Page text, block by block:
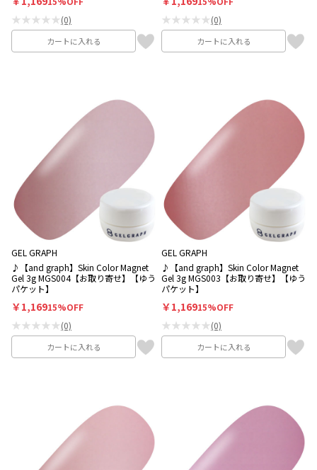
★★★★★(0)
カートに入れる
★★★★★(0)
カートに入れる
GEL GRAPH
♪【and graph】Skin Color Magnet
Gel 3g MGS004【お取り寄せ】【ゆう
パケット】
￥1,16915%OFF
★★★★★(0)
カートに入れる
GEL GRAPH
♪【and graph】Skin Color Magnet
Gel 3g MGS003【お取り寄せ】【ゆう
パケット】
￥1,16915%OFF
★★★★★(0)
カートに入れる